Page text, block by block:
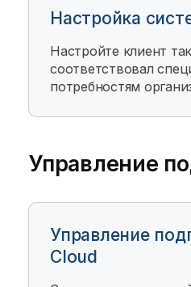
Настройка
Настройте клиент
соответствовал
потребностям
Управление
Управление
Cloud